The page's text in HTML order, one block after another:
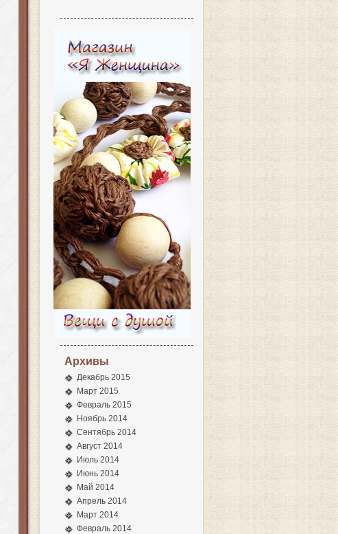
Архивы
Декабрь 2015
Март 2015
Февраль 2015
Ноябрь 2014
Сентябрь 2014
Август 2014
Июль 2014
Июнь 2014
Май 2014
Апрель 2014
Март 2014
Февраль 2014